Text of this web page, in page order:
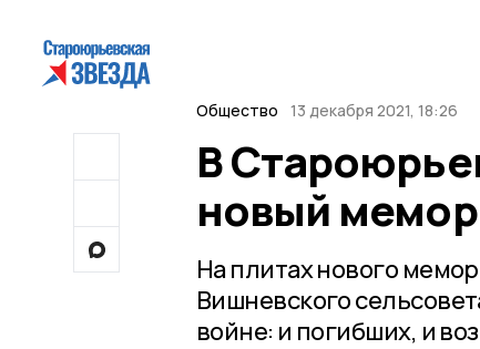
Общество 13 декабря 2021, 18:26
В
новый
На плитах нового
Вишневского
войне: и погибших, и